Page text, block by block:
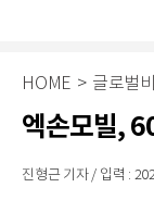
HOME > 글로벌
엑손모빌,
진형근 기자 / 입력 :